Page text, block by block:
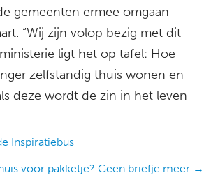
gemeenten ermee omgaan
“Wij zijn volop bezig met dit
ligt het op tafel: Hoe
zelfstandig thuis wonen en
deze wordt de zin in het leven
Inspiratiebus
voor pakketje? Geen briefje meer →